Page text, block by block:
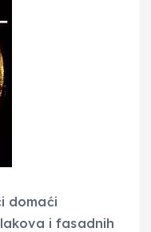
domaći
i fasadnih